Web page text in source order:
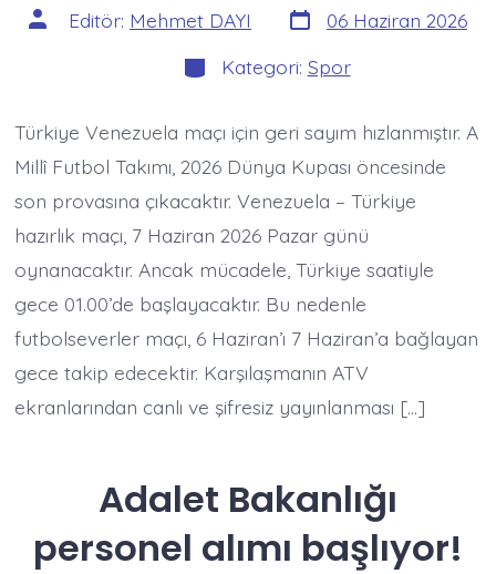
Yazının
yazarı
Editör: Mehmet DAYI Yazı
tarihi
06 Haziran 2026
Kategoriler
Kategori: Spor
Türkiye Venezuela maçı için geri sayım hızlanmıştır. A
Millî Futbol Takımı, 2026 Dünya Kupası öncesinde
son provasına çıkacaktır. Venezuela – Türkiye
hazırlık maçı, 7 Haziran 2026 Pazar günü
oynanacaktır. Ancak mücadele, Türkiye saatiyle
gece 01.00’de başlayacaktır. Bu nedenle
futbolseverler maçı, 6 Haziran’ı 7 Haziran’a bağlayan
gece takip edecektir. Karşılaşmanın ATV
ekranlarından canlı ve şifresiz yayınlanması […]
Adalet Bakanlığı
personel alımı başlıyor!